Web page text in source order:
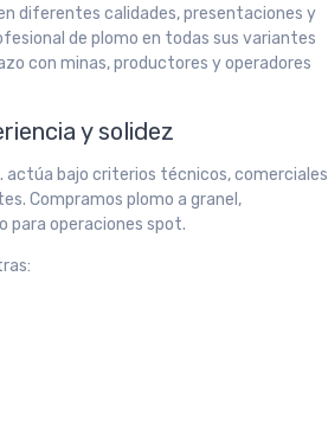
diferentes calidades, presentaciones y
de plomo en todas sus variantes
con minas, productores y operadores
y solidez
actúa bajo criterios técnicos, comerciales
Compramos plomo a granel,
para operaciones spot.